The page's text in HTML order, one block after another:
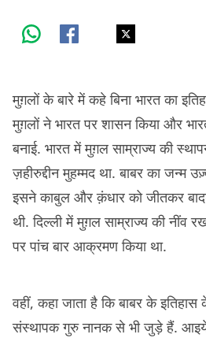
मुग़लों के बारे में कहे बिना भारत का
मुग़लों ने भारत पर शासन किया और
बनाई. भारत में मुग़ल साम्राज्य की
ज़हीरुद्दीन मुहम्मद था. बाबर का जन्म
इसने काबुल और क़ंधार को जीतकर
थी. दिल्ली में मुग़ल साम्राज्य की नींव
पर पांच बार आक्रमण किया था.
वहीं, कहा जाता है कि बाबर के
संस्थापक गुरु नानक से भी जुड़े हैं.